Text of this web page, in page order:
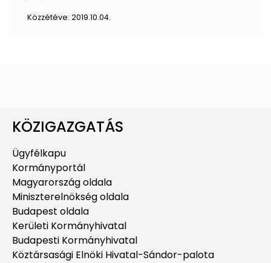
Közzétéve: 2019.10.04.
KÖZIGAZGATÁS
Ügyfélkapu
Kormányportál
Magyarország oldala
Miniszterelnökség oldala
Budapest oldala
Kerületi Kormányhivatal
Budapesti Kormányhivatal
Köztársasági Elnöki Hivatal-Sándor-palota